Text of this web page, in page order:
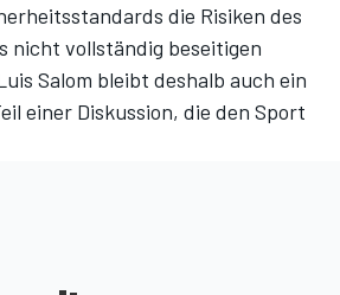
die Risiken des
nicht vollständig beseitigen
Salom bleibt deshalb auch ein
einer Diskussion, die den Sport